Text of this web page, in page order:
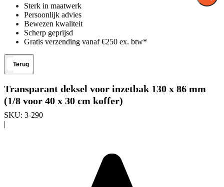
Sterk in maatwerk
Persoonlijk advies
Bewezen kwaliteit
Scherp geprijsd
Gratis verzending vanaf €250 ex. btw*
Terug
Transparant deksel voor inzetbak 130 x 86 mm
(1/8 voor 40 x 30 cm koffer)
SKU: 3-290
|